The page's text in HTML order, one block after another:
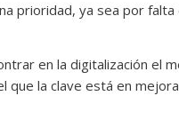
prioridad, ya sea por falta
en la digitalización el
que la clave está en